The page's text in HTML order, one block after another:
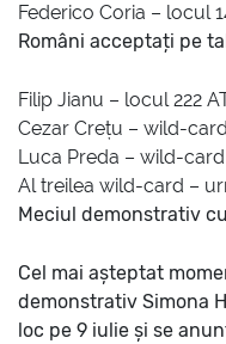
Federico Coria – locul
Români acceptați pe
Filip Jianu – locul 222
Cezar Crețu – wild-card
Luca Preda – wild-card
Al treilea wild-card –
Meciul demonstrativ
Cel mai așteptat
demonstrativ Simona
loc pe 9 iulie și se